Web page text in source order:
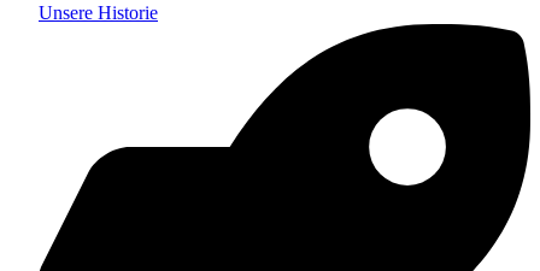
Unsere Historie